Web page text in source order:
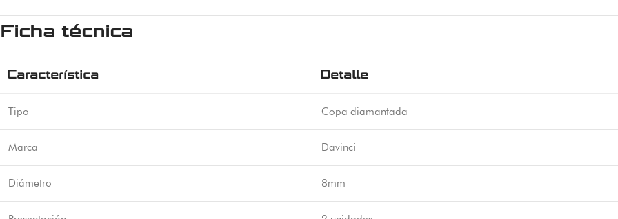
Ficha técnica
Característica Detalle
Tipo Copa diamantada
Marca Davinci
Diámetro 8mm